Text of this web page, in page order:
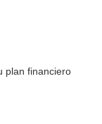
plan financiero